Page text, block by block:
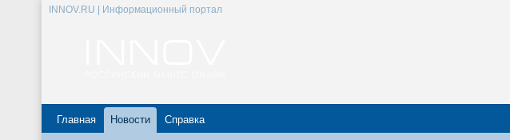
INNOV.RU | Информационный портал
Главная Новости Справка